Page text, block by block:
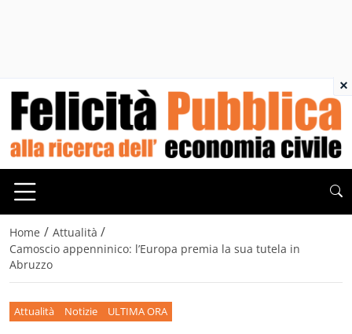
Home / Attualità /
Camoscio appenninico: l’Europa premia la sua tutela in
Abruzzo
Attualità Notizie ULTIMA ORA
×